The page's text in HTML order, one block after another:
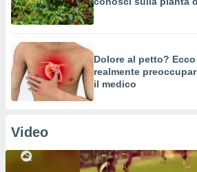
Dolore al petto?
realmente
il medico
Video